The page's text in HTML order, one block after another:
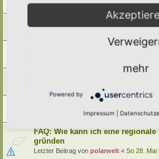
Letzter Beitrag vonpolarwelt«Do 1. Jun
FAQ: Wie kann ich meinen alten
FAQ: Wie kann ich meine alte
Mo 29.
FAQ: Profil ändern / Hortus-
Letzter Beitrag vonpolarwelt «Mo 29. Mai
FAQ: Wie kann ich eine regionale
gründen
Letzter Beitrag von polarwelt « So 28. Mai
mehr
Powered by
Impressum